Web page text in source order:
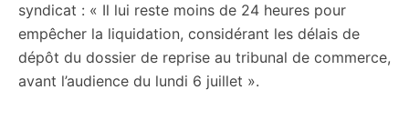
syndicat : « Il lui reste moins de 24 heures pour
empêcher la liquidation, considérant les délais de
dépôt du dossier de reprise au tribunal de commerce,
avant l’audience du lundi 6 juillet ».